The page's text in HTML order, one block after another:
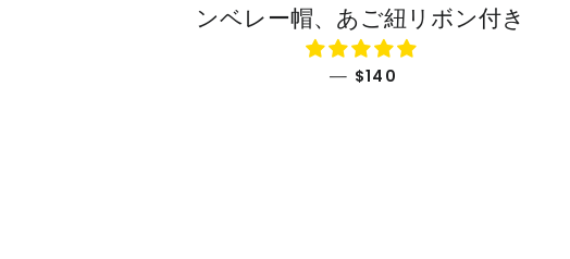
ンベレー帽、あご紐リボン付き
— 通常価格
$140